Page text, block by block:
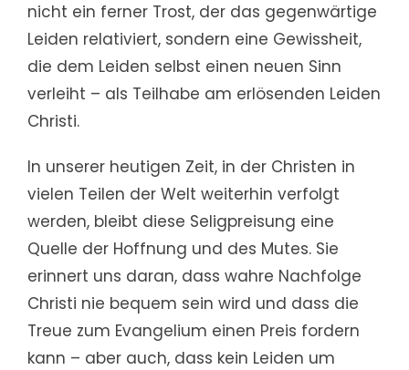
nicht ein ferner Trost, der das gegenwärtige
Leiden relativiert, sondern eine Gewissheit,
die dem Leiden selbst einen neuen Sinn
verleiht – als Teilhabe am erlösenden Leiden
Christi.
In unserer heutigen Zeit, in der Christen in
vielen Teilen der Welt weiterhin verfolgt
werden, bleibt diese Seligpreisung eine
Quelle der Hoffnung und des Mutes. Sie
erinnert uns daran, dass wahre Nachfolge
Christi nie bequem sein wird und dass die
Treue zum Evangelium einen Preis fordern
kann – aber auch, dass kein Leiden um